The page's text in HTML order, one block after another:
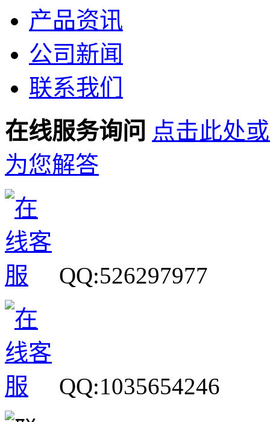
产品资讯
公司新闻
联系我们
在线服务询问 点击此处
为您解答
QQ:526297977
QQ:1035654246